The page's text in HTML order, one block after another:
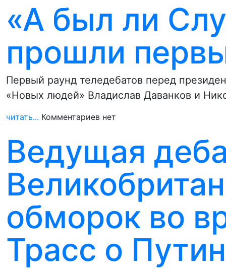
«А был ли
прошли
Первый раунд теледебатов перед
«Новых людей» Владислав Даванков и
читать... Комментариев нет
Ведущая
обморок во
Трасс о